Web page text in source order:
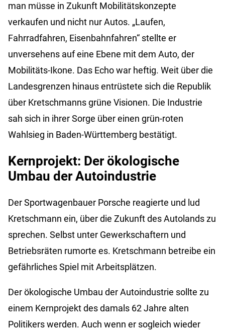
man müsse in Zukunft Mobilitätskonzepte
verkaufen und nicht nur Autos. „Laufen,
Fahrradfahren, Eisenbahnfahren“ stellte er
unversehens auf eine Ebene mit dem Auto, der
Mobilitäts-Ikone. Das Echo war heftig. Weit über die
Landesgrenzen hinaus entrüstete sich die Republik
über Kretschmanns grüne Visionen. Die Industrie
sah sich in ihrer Sorge über einen grün-roten
Wahlsieg in Baden-Württemberg bestätigt.
Kernprojekt: Der ökologische
Umbau der Autoindustrie
Der Sportwagenbauer Porsche reagierte und lud
Kretschmann ein, über die Zukunft des Autolands zu
sprechen. Selbst unter Gewerkschaftern und
Betriebsräten rumorte es. Kretschmann betreibe ein
gefährliches Spiel mit Arbeitsplätzen.
Der ökologische Umbau der Autoindustrie sollte zu
einem Kernprojekt des damals 62 Jahre alten
Politikers werden. Auch wenn er sogleich wieder